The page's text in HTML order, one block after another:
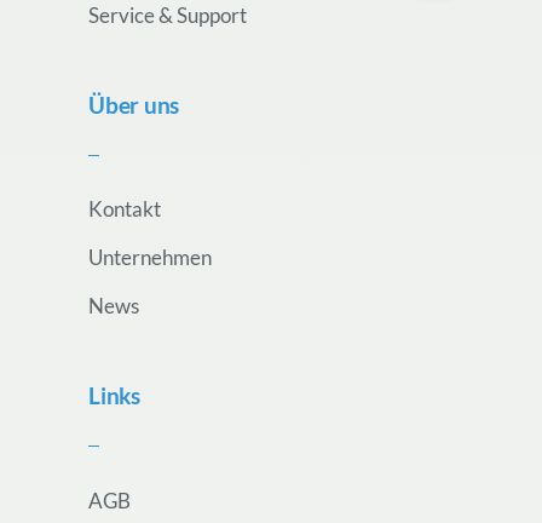
Service & Support
Über uns
Kontakt
Unternehmen
News
Links
AGB